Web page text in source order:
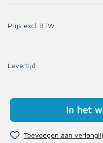
Prijs excl. BTW
Levertijd
In het
Toevoegen aan